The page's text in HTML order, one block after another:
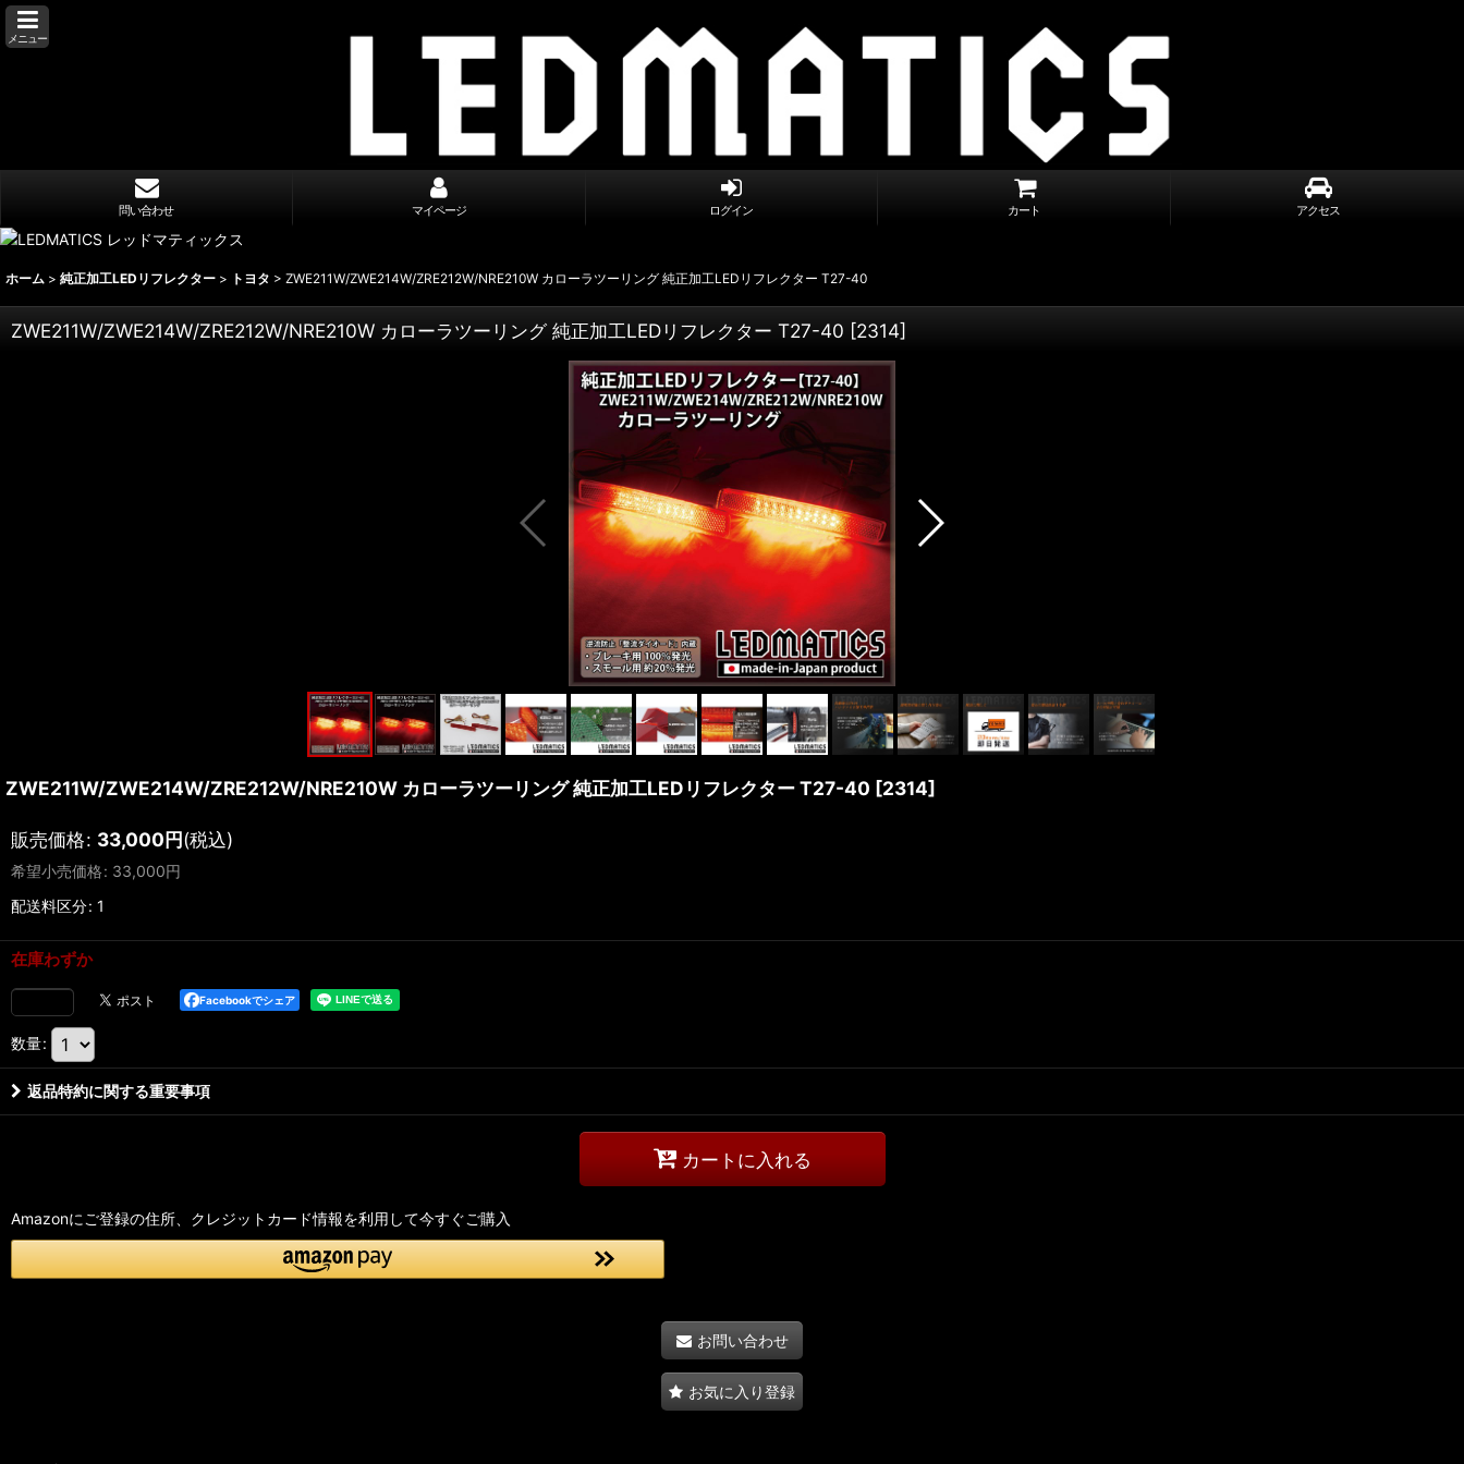
メニュー
問い合わせ マイページ ログイン カート アクセス
ホーム > 純正加工LEDリフレクター > トヨタ > ZWE211W/ZWE214W/ZRE212W/NRE210W カローラツーリング 純正加工LEDリフレクター T27-40
ZWE211W/ZWE214W/ZRE212W/NRE210W カローラツーリング 純正加工LEDリフレクター T27-40 [2314]
ZWE211W/ZWE214W/ZRE212W/NRE210W カローラツーリング 純正加工LEDリフレクター T27-40 [2314]
販売価格: 33,000円(税込)
希望小売価格: 33,000円
配送料区分: 1
在庫わずか
Facebookでシェア
数量:
返品特約に関する重要事項
カートに入れる
Amazonにご登録の住所、クレジットカード情報を利用して今すぐご購入
お問い合わせ
お気に入り登録